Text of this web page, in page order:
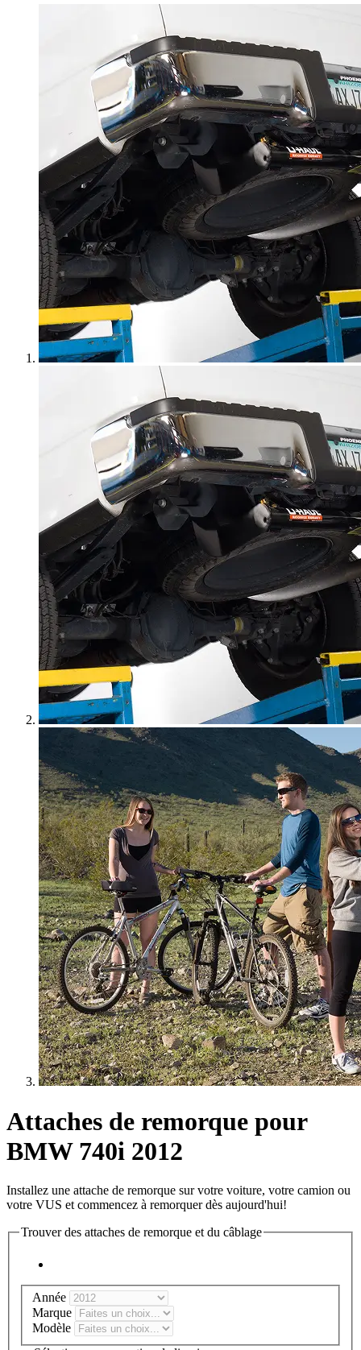
Attaches de remorque pour
BMW 740i 2012
Installez une attache de remorque sur votre voiture, votre camion ou
votre VUS et commencez à remorquer dès aujourd'hui!
Trouver des attaches de remorque et du câblage
Année
Marque
Modèle